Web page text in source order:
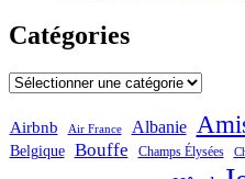
Catégories
Catégories
Airbnb Air France Albanie
Belgique Bouffe Champs Élysées